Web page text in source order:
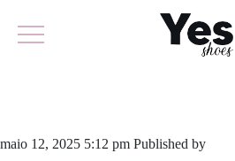
maio 12, 2025 5:12 pm Published by